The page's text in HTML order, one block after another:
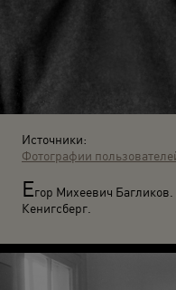
Источники:
Фотографии
Егор Михеевич Багликов.
Кенигсберг.